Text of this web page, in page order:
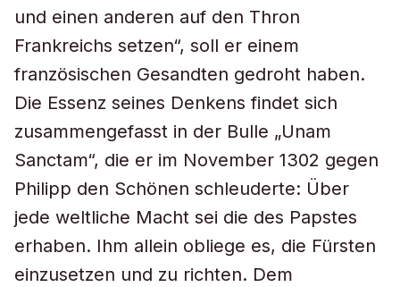
und einen anderen auf den Thron
Frankreichs setzen“, soll er einem
französischen Gesandten gedroht haben.
Die Essenz seines Denkens findet sich
zusammengefasst in der Bulle „Unam
Sanctam“, die er im November 1302 gegen
Philipp den Schönen schleuderte: Über
jede weltliche Macht sei die des Papstes
erhaben. Ihm allein obliege es, die Fürsten
einzusetzen und zu richten. Dem